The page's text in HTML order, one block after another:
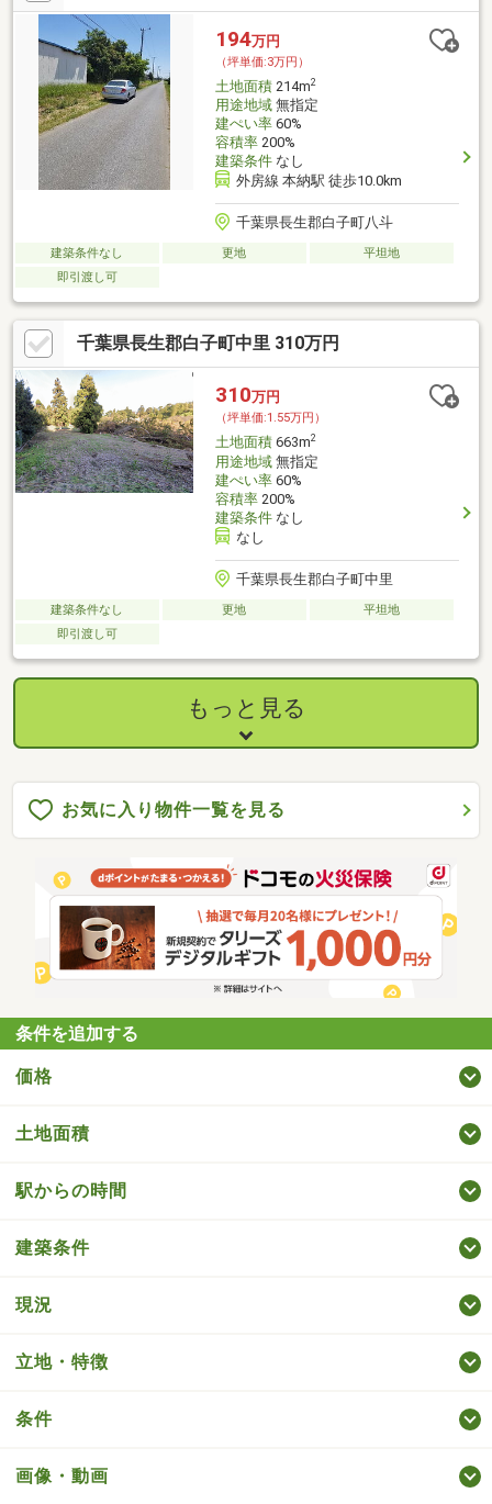
194万円
（坪単価:3万円）
土地面積214m2
用途地域無指定
建ぺい率60%
容積率200%
建築条件なし
外房線 本納駅 徒歩10.0km
千葉県長生郡白子町八斗
建築条件なし 更地
平坦地
即引渡し可
千葉県長生郡白子町中里 310万円
310万円
（坪単価:1.55万円）
土地面積663m2
用途地域無指定
建ぺい率60%
容積率200%
建築条件なし
なし
千葉県長生郡白子町中里
建築条件なし 更地
平坦地
即引渡し可
もっと見る
お気に入り物件一覧を見る
条件を追加する
価格
土地面積
駅からの時間
建築条件
現況
立地・特徴
条件
画像・動画